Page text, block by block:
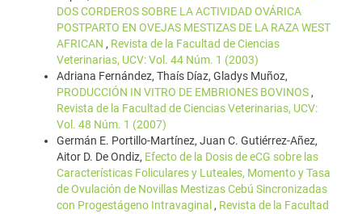
DOS CORDEROS SOBRE LA ACTIVIDAD OVÁRICA
POSTPARTO EN OVEJAS MESTIZAS DE LA RAZA WEST
AFRICAN , Revista de la Facultad de Ciencias
Veterinarias, UCV: Vol. 44 Núm. 1 (2003)
Adriana Fernández, Thaís Díaz, Gladys Muñoz,
PRODUCCIÓN IN VITRO DE EMBRIONES BOVINOS,
Revista de la Facultad de Ciencias Veterinarias, UCV:
Vol. 48 Núm. 1 (2007)
Germán E. Portillo-Martínez, Juan C. Gutiérrez-Añez,
Aitor D. De Ondiz, Efecto de la Dosis de eCG sobre las
Características Foliculares y Luteales, Momento y Tasa
de Ovulación de Novillas Mestizas Cebú Sincronizadas
con Progestágeno Intravaginal , Revista de la Facultad